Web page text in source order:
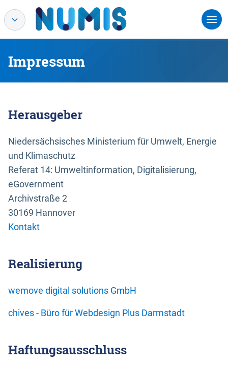
Impressum
Herausgeber
Niedersächsisches Ministerium für Umwelt, Energie
und Klimaschutz
Referat 14: Umweltinformation, Digitalisierung,
eGovernment
Archivstraße 2
30169 Hannover
Kontakt
Realisierung
wemove digital solutions GmbH
chives - Büro für Webdesign Plus Darmstadt
Haftungsausschluss